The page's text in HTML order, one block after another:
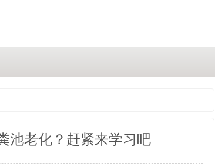
都记住了吗？
池老化？赶紧来学习吧